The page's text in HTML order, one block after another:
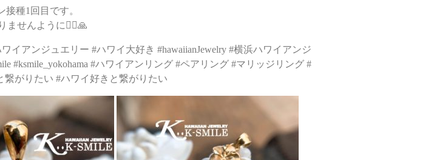
接種1回目です。
ませんように🙇‍♀️🙏
イアンジュエリー #ハワイ大好き #hawaiianJewelry #横浜ハワイアンジ
#ksmile_yokohama #ハワイアンリング #ペアリング #マリッジリング #
がりたい #ハワイ好きと繋がりたい